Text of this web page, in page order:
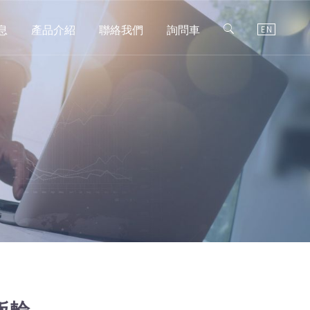
產品介紹 聯絡我們 詢問車 EN